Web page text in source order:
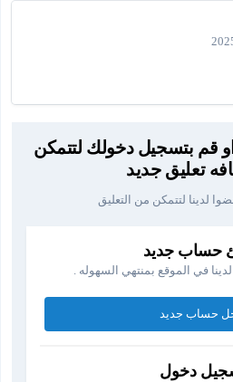
قم بتسجيل دخولك لتتمكن
تعليق جديد
لدينا لتتمكن من التعليق
حساب جديد
في الموقع بمنتهي السهوله .
حساب جديد
دخول